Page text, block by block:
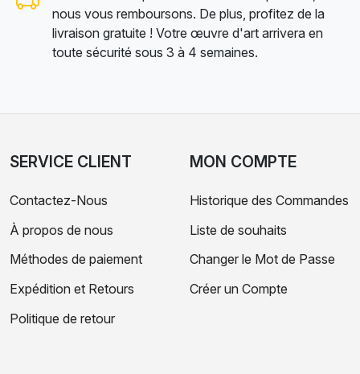
nous vous remboursons. De plus, profitez de la
livraison gratuite ! Votre œuvre d'art arrivera en
toute sécurité sous 3 à 4 semaines.
SERVICE CLIENT
Contactez-Nous
À propos de nous
Méthodes de paiement
Expédition et Retours
Politique de retour
MON COMPTE
Historique des Commandes
Liste de souhaits
Changer le Mot de Passe
Créer un Compte